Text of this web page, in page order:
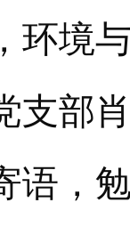
环境
支部
语，